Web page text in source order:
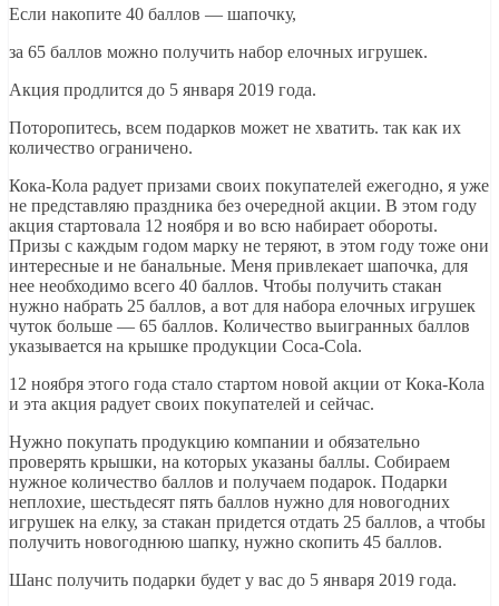
Если накопите 40 баллов — шапочку,
за 65 баллов можно получить набор елочных игрушек.
Акция продлится до 5 января 2019 года.
Поторопитесь, всем подарков может не хватить. так как их
количество ограничено.
Кока-Кола радует призами своих покупателей ежегодно, я уже
не представляю праздника без очередной акции. В этом году
акция стартовала 12 ноября и во всю набирает обороты.
Призы с каждым годом марку не теряют, в этом году тоже они
интересные и не банальные. Меня привлекает шапочка, для
нее необходимо всего 40 баллов. Чтобы получить стакан
нужно набрать 25 баллов, а вот для набора елочных игрушек
чуток больше — 65 баллов. Количество выигранных баллов
указывается на крышке продукции Coca-Cola.
12 ноября этого года стало стартом новой акции от Кока-Кола
и эта акция радует своих покупателей и сейчас.
Нужно покупать продукцию компании и обязательно
проверять крышки, на которых указаны баллы. Собираем
нужное количество баллов и получаем подарок. Подарки
неплохие, шестьдесят пять баллов нужно для новогодних
игрушек на елку, за стакан придется отдать 25 баллов, а чтобы
получить новогоднюю шапку, нужно скопить 45 баллов.
Шанс получить подарки будет у вас до 5 января 2019 года.